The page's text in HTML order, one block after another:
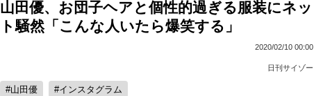
山田優、お団子ヘアと個性的過ぎる服装にネッ
ト騒然「こんな人いたら爆笑する」
2020/02/10 00:00
日刊サイゾー
山田優 インスタグラム